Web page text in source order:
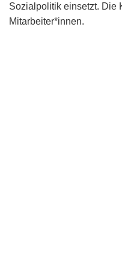
Sozialpolitik einsetzt. Die
Mitarbeiter*innen.